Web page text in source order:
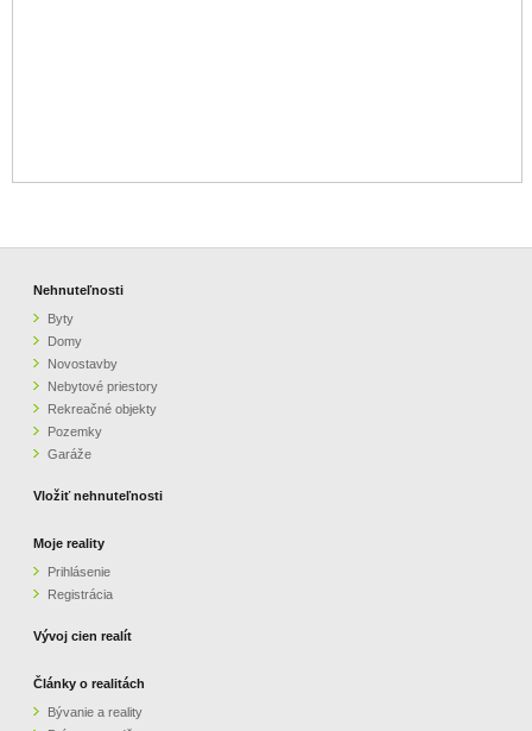
Nehnuteľnosti
Byty
Domy
Novostavby
Nebytové priestory
Rekreačné objekty
Pozemky
Garáže
Vložiť nehnuteľnosti
Moje reality
Prihlásenie
Registrácia
Vývoj cien realít
Články o realitách
Bývanie a reality